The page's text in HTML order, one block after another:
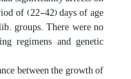
of (22-42) days of age
groups. There were no
regimens and genetic
between the growth of